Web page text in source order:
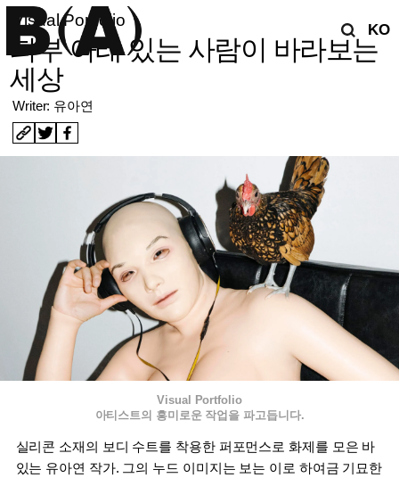
KO
Visual Portfolio
피부 아래 있는 사람이 바라보는
세상
Writer: 유아연
Visual Portfolio
아티스트의 흥미로운 작업을 파고듭니다.
실리콘 소재의 보디 수트를 착용한 퍼포먼스로 화제를 모은 바
있는 유아연 작가. 그의 누드 이미지는 보는 이로 하여금 기묘한